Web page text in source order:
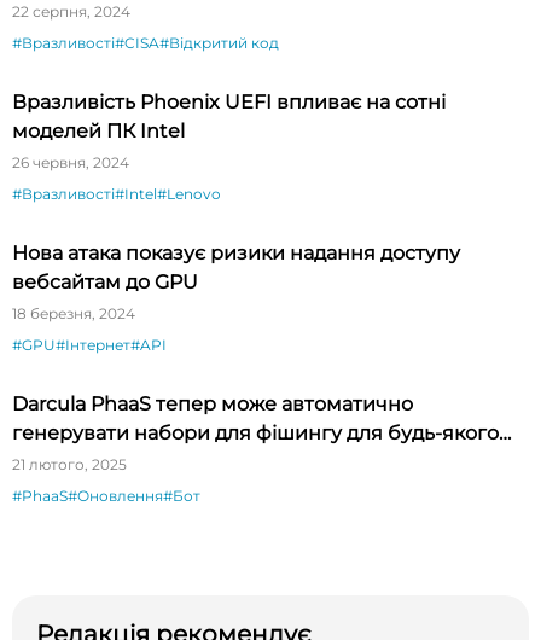
22 серпня, 2024
#Вразливості#CISA#Відкритий код
Вразливість Phoenix UEFI впливає на сотні
моделей ПК Intel
26 червня, 2024
#Вразливості#Intel#Lenovo
Нова атака показує ризики надання доступу
вебсайтам до GPU
18 березня, 2024
#GPU#Інтернет#API
Darcula PhaaS тепер може автоматично
генерувати набори для фішингу для будь-якого
бренду
21 лютого, 2025
#PhaaS#Оновлення#Бот
Редакція рекомендує